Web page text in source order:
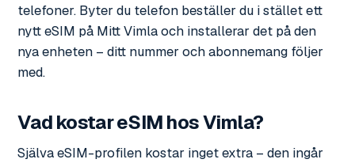
telefoner. Byter du telefon beställer du i stället ett
nytt eSIM på Mitt Vimla och installerar det på den
nya enheten – ditt nummer och abonnemang följer
med.
Vad kostar eSIM hos Vimla?
Själva eSIM-profilen kostar inget extra – den ingår